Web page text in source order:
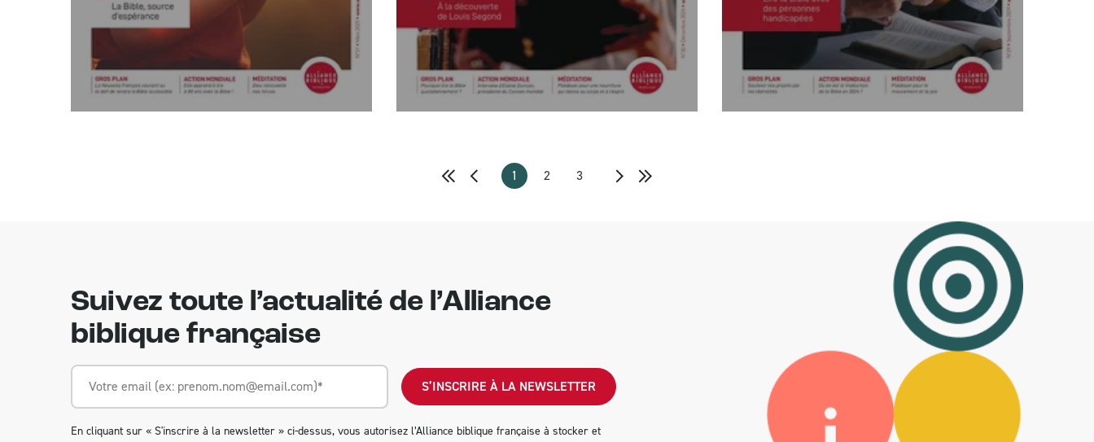
Première page
Page précédente
1 2 3 Page suivante
Dernière page
Suivez toute l’actualité de l’Alliance
biblique française
En cliquant sur « S'inscrire à la newsletter » ci-dessus, vous autorisez l’Alliance biblique française à stocker et